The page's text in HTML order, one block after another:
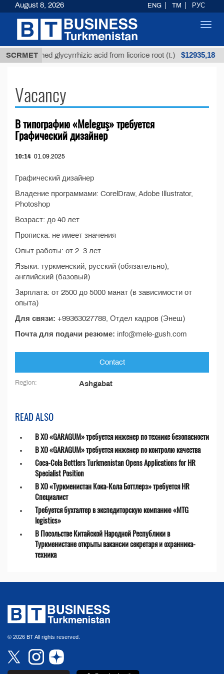
SCRMET
Unrefined glycyrrhizic acid from licorice root (t.) $12935,18
Vacancy
В типографию «Meleguş» требуется
Графический дизайнер
10:14 01.09.2025
Графический дизайнер
Владение программами: CorelDraw, Adobe Illustrator,
Photoshop
Возраст: до 40 лет
Прописка: не имеет значения
Опыт работы: от 2–3 лет
Языки: туркменский, русский (обязательно),
английский (базовый)
Зарплата: от 2500 до 5000 манат (в зависимости от
опыта)
Для связи: +99363027788, Отдел кадров (Энеш)
Почта для подачи резюме: info@mele-gush.com
Contact
Region: Ashgabat
READ ALSO
В ХО «GARAGUM» требуется инженер по технике безопасности
В ХО «GARAGUM» требуется инженер по контролю качества
Coca-Cola Bottlers Turkmenistan Opens Applications for HR
Specialist Position
В ХО «Туркменистан Кока-Кола Боттлерз» требуется HR
Специалист
Требуется бухгалтер в экспедиторскую компанию «MTG
logistics»
В Посольстве Китайской Народной Республики в
Туркменистане открыты вакансии секретаря и охранника-
техника
© 2026 BT All rights reserved.
August 8, 2026 ENG TM РУС